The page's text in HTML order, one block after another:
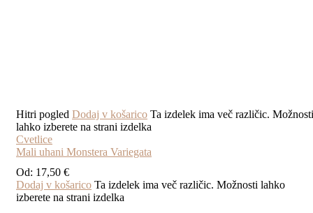
Hitri pogled Dodaj v košarico Ta izdelek ima več različic. Možnosti
lahko izberete na strani izdelka
Cvetlice
Mali uhani Monstera Variegata
Od: 17,50 €
Dodaj v košarico Ta izdelek ima več različic. Možnosti lahko
izberete na strani izdelka